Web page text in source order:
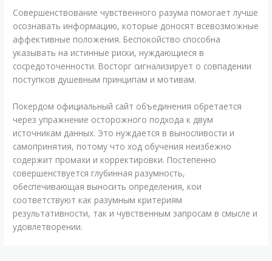
Совершенствование чувственного разума помогает лучше
осознавать информацию, которые доносят всевозможные
аффективные положения. Беспокойство способна
указывать на истинные риски, нуждающиеся в
сосредоточенности. Восторг сигнализирует о совпадении
поступков душевным принципам и мотивам.
Покердом официальный сайт объединения обретается
через упражнение осторожного подхода к двум
источникам данных. Это нуждается в выносливости и
самопринятия, потому что ход обучения неизбежно
содержит промахи и корректировки. Постепенно
совершенствуется глубинная разумность,
обеспечивающая выносить определения, кои
соответствуют как разумным критериям
результативности, так и чувственным запросам в смысле и
удовлетворении.